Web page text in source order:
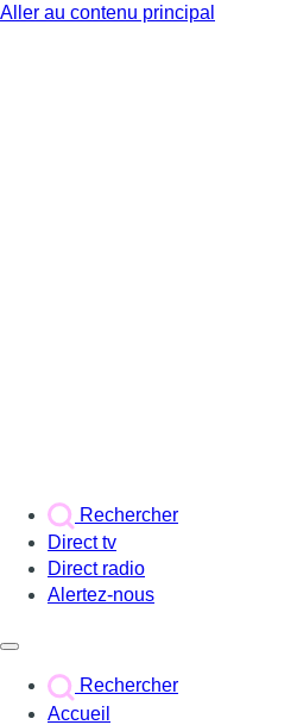
Aller au contenu principal
Rechercher
Direct tv
Direct radio
Alertez-nous
Rechercher
Accueil